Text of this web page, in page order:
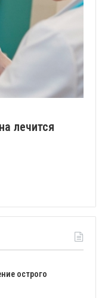
лечится
острого